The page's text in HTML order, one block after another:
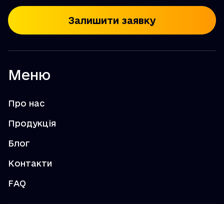
Меню
Про нас
Продукція
Блог
Контакти
FAQ
Залишити заявку